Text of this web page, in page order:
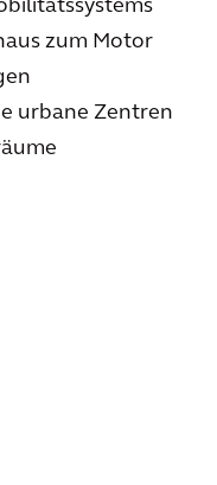
zum Motor
urbane Zentren